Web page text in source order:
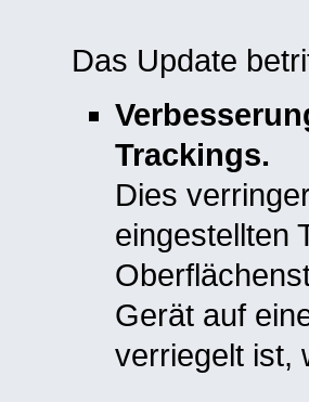
Das Update
Trackings.
Dies
eingestellten
Gerät auf
verriegelt ist,